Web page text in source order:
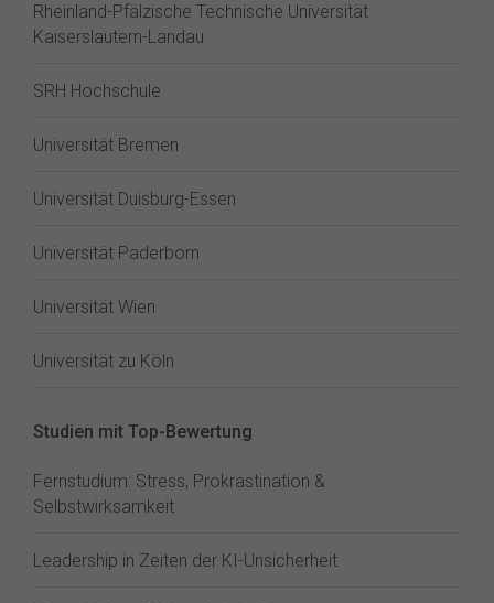
Rheinland-Pfälzische Technische Universität
Kaiserslautern-Landau
SRH Hochschule
Universität Bremen
Universität Duisburg-Essen
Universität Paderborn
Universität Wien
Universität zu Köln
Studien mit Top-Bewertung
Fernstudium: Stress, Prokrastination &
Selbstwirksamkeit
Leadership in Zeiten der KI-Unsicherheit